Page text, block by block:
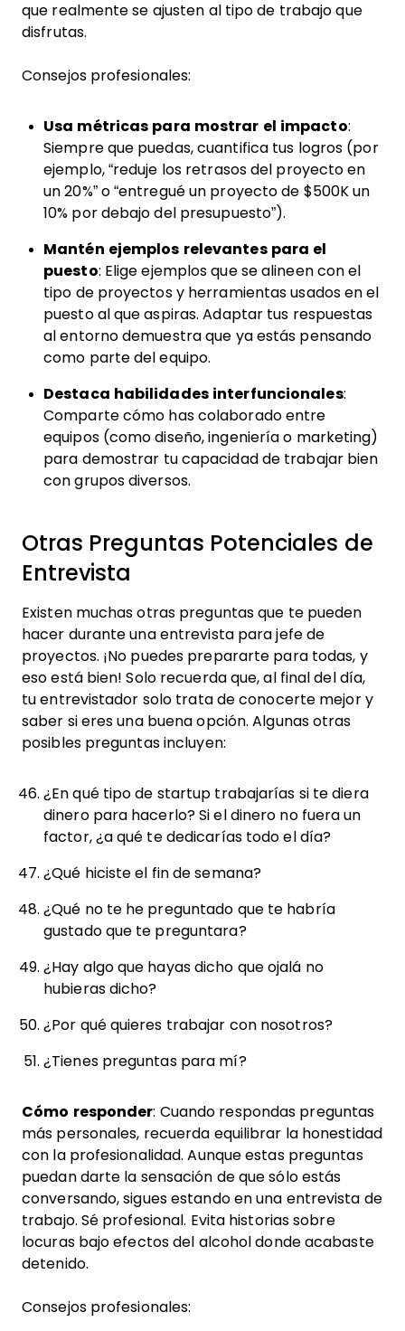
que realmente se ajusten al tipo de trabajo que
disfrutas.
Consejos profesionales:
Usa métricas para mostrar el impacto:
Siempre que puedas, cuantifica tus logros (por
ejemplo, “reduje los retrasos del proyecto en
un 20%” o “entregué un proyecto de $500K un
10% por debajo del presupuesto”).
Mantén ejemplos relevantes para el
puesto: Elige ejemplos que se alineen con el
tipo de proyectos y herramientas usados en el
puesto al que aspiras. Adaptar tus respuestas
al entorno demuestra que ya estás pensando
como parte del equipo.
Destaca habilidades interfuncionales:
Comparte cómo has colaborado entre
equipos (como diseño, ingeniería o marketing)
para demostrar tu capacidad de trabajar bien
con grupos diversos.
Otras Preguntas Potenciales de
Entrevista
Existen muchas otras preguntas que te pueden
hacer durante una entrevista para jefe de
proyectos. ¡No puedes prepararte para todas, y
eso está bien! Solo recuerda que, al final del día,
tu entrevistador solo trata de conocerte mejor y
saber si eres una buena opción. Algunas otras
posibles preguntas incluyen:
¿En qué tipo de startup trabajarías si te diera
dinero para hacerlo? Si el dinero no fuera un
factor, ¿a qué te dedicarías todo el día?
¿Qué hiciste el fin de semana?
¿Qué no te he preguntado que te habría
gustado que te preguntara?
¿Hay algo que hayas dicho que ojalá no
hubieras dicho?
¿Por qué quieres trabajar con nosotros?
¿Tienes preguntas para mí?
Cómo responder: Cuando respondas preguntas
más personales, recuerda equilibrar la honestidad
con la profesionalidad. Aunque estas preguntas
puedan darte la sensación de que sólo estás
conversando, sigues estando en una entrevista de
trabajo. Sé profesional. Evita historias sobre
locuras bajo efectos del alcohol donde acabaste
detenido.
Consejos profesionales: